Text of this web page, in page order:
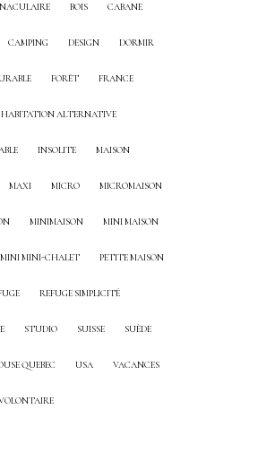
BOIS CABANE
CAMPING DESIGN DORMIR
FORÊT FRANCE
HABITATION ALTERNATIVE
INSOLITE MAISON
MAXI MICRO MICROMAISON
MINIMAISON MINI MAISON
MINI MINI-CHALET PETITE MAISON
REFUGE SIMPLICITÉ
STUDIO SUISSE SUÈDE
QUEBEC USA VACANCES